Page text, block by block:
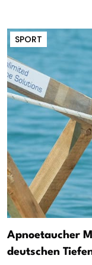
SPORT
Apnoetaucher
deutschen